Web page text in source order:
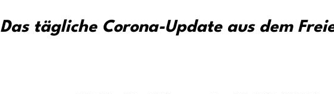
Das tägliche Corona-Update aus dem